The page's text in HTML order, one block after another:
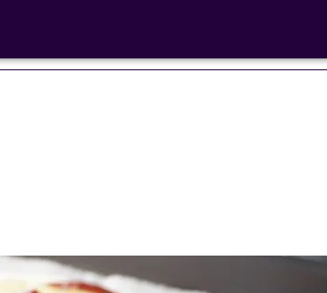
legumbres
Cocina